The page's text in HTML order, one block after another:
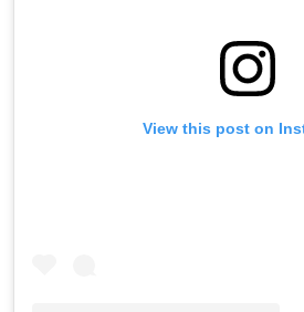
View this post on